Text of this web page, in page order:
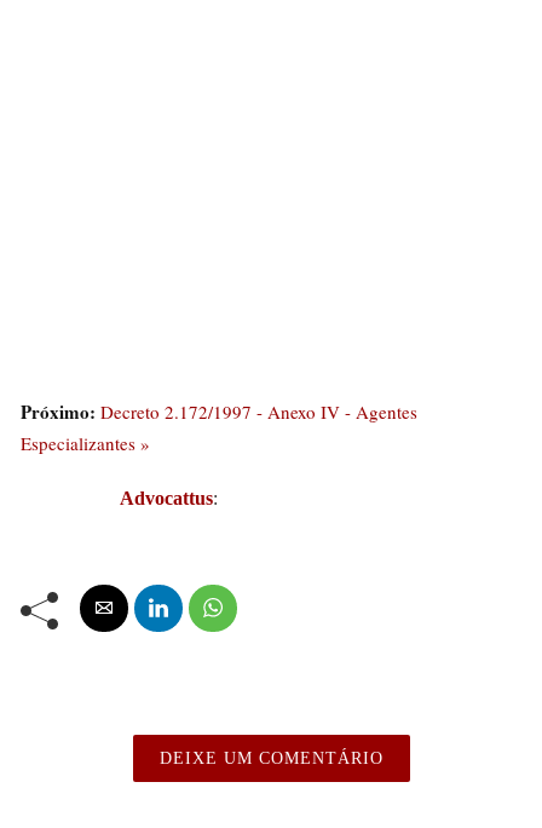
Próximo: Decreto 2.172/1997 - Anexo IV - Agentes
Especializantes »
Advocattus:
DEIXE UM COMENTÁRIO